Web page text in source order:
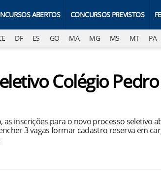
ABERTOS CONCURSOS PREVISTOS
DF ES GO MA MG MS MT PA
Colégio Pedro
as inscrições para o novo processo seletivo
3 vagas formar cadastro reserva em